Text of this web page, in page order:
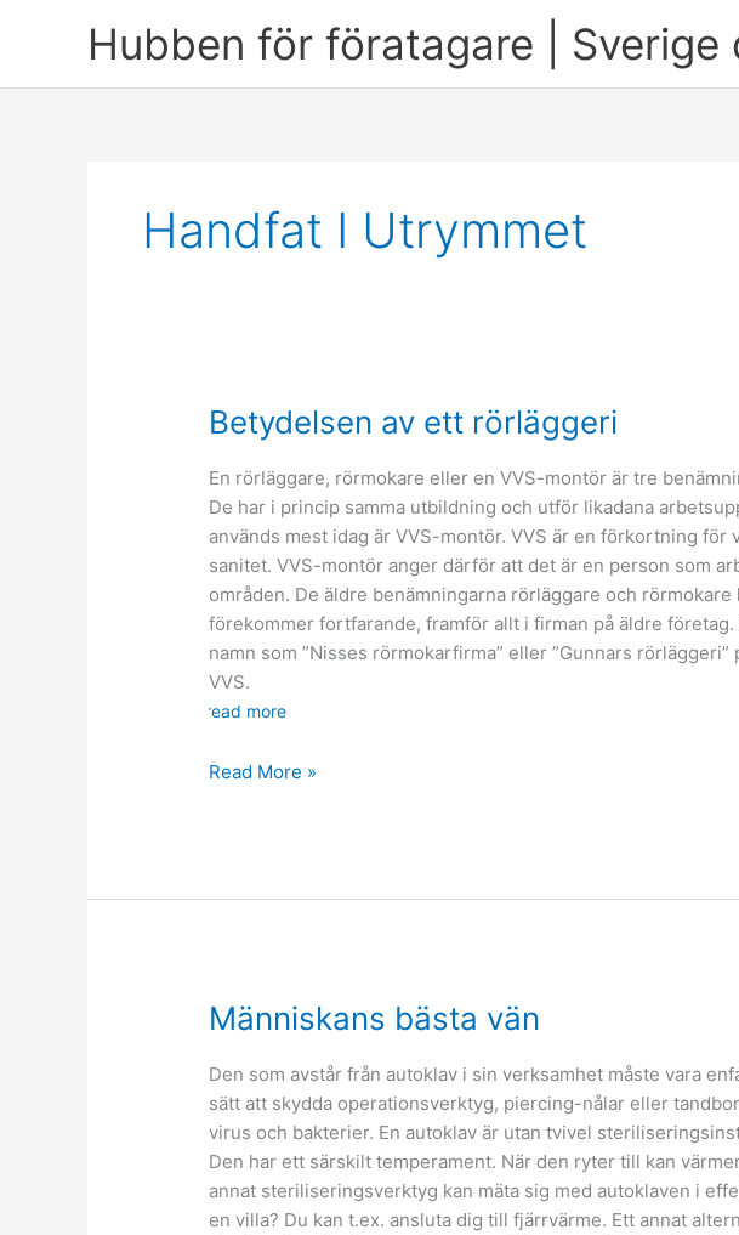
Hubben för föratagare | Sverige
Handfat I Utrymmet
Betydelsen av ett rörläggeri
En rörläggare, rörmokare eller en VVS-montör är tre
De har i princip samma utbildning och utför likadana
används mest idag är VVS-montör. VVS är en förkortning för
sanitet. VVS-montör anger därför att det är en person som
områden. De äldre benämningarna rörläggare och
förekommer fortfarande, framför allt i firman på äldre
namn som ”Nisses rörmokarfirma” eller ”Gunnars
VVS.
read more
Betydelsen
Read More »
Människans bästa vän
Den som avstår från autoklav i sin verksamhet måste vara
sätt att skydda operationsverktyg, piercing-nålar eller
virus och bakterier. En autoklav är utan tvivel
Den har ett särskilt temperament. När den ryter till kan
annat steriliseringsverktyg kan mäta sig med autoklaven i
en villa? Du kan t.ex. ansluta dig till fjärrvärme. Ett annat